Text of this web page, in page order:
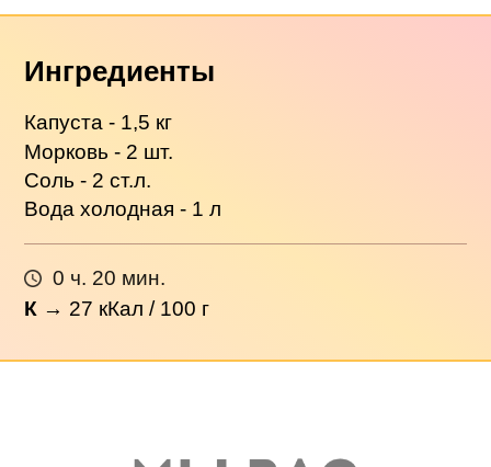
Ингредиенты
Капуста - 1,5 кг
Морковь - 2 шт.
Соль - 2 ст.л.
Вода холодная - 1 л
0 ч. 20 мин.
К → 27 кКал / 100 г